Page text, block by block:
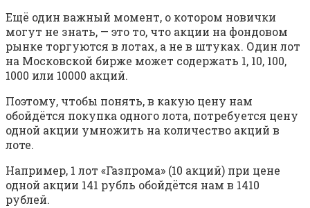
Ещё один важный момент, о котором новички
могут не знать, — это то, что акции на фондовом
рынке торгуются в лотах, а не в штуках. Один лот
на Московской бирже может содержать 1, 10, 100,
1000 или 10000 акций.
Поэтому, чтобы понять, в какую цену нам
обойдётся покупка одного лота, потребуется цену
одной акции умножить на количество акций в
лоте.
Например, 1 лот «Газпрома» (10 акций) при цене
одной акции 141 рубль обойдётся нам в 1410
рублей.